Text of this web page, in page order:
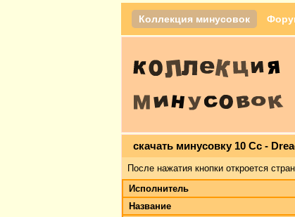
Коллекция минусовок
скачать минусовку 10 Cc -
После нажатия кнопки откроется
Исполнитель
Название